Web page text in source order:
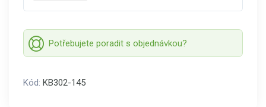
Potřebujete poradit s objednávkou?
Kód: KB302-145